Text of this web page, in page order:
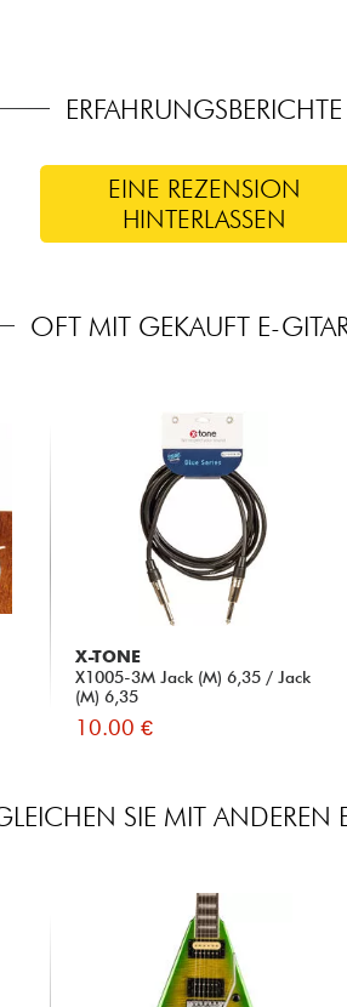
ERFAHRUNGSBERICHTE
EINE REZENSION
HINTERLASSEN
OFT MIT GEKAUFT E-
X-TONE
X1005-3M Jack (M) 6,35 / Jack
(M) 6,35
10.00 €
SIE MIT ANDEREN